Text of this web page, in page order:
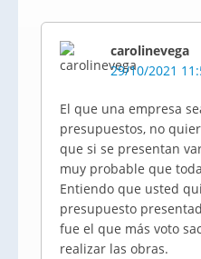
carolinevega
29/10/2021
El que una empresa
presupuestos, no
que si se presentan
muy probable que
Entiendo que usted
presupuesto
fue el que más voto
realizar las obras.